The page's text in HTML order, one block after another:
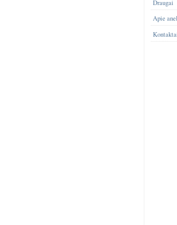
Draugai
Apie